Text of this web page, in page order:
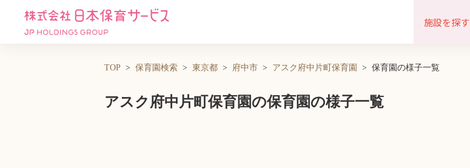
施設を探す
TOP 保育園検索 東京都 府中市 アスク府中片町保育園 保育園の様子一覧
アスク府中片町保育園の保育園の様子一覧